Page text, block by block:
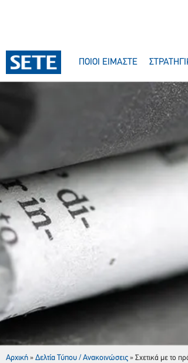
ΠΟΙΟΙ ΕΙΜΑΣΤΕ
Αρχική » Δελτία Τύπου / Ανακοινώσεις » Σχετικά με το